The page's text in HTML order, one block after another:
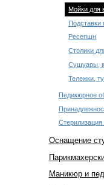
Мойки для
Подставки
Ресепшн
Столики
Сушуары,
Тележки,
Педикюрное
Оснащение
Маникюр и